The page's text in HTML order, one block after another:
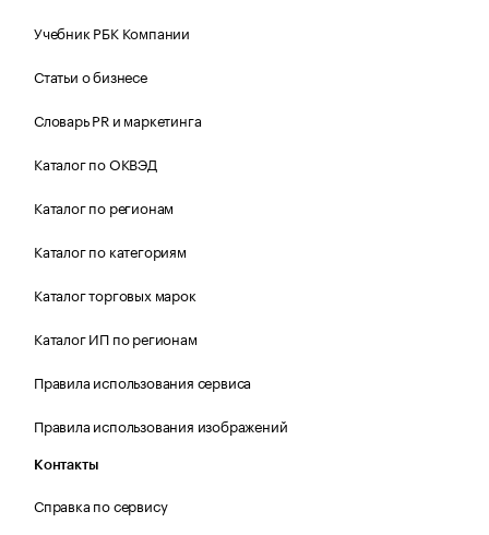
Учебник РБК Компании
Статьи о бизнесе
Словарь PR и маркетинга
Каталог по ОКВЭД
Каталог по регионам
Каталог по категориям
Каталог торговых марок
Каталог ИП по регионам
Правила использования сервиса
Правила использования изображений
Контакты
Справка по сервису